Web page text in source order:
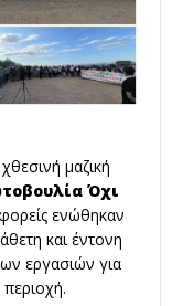
μαζική
Όχι
ενώθηκαν
και έντονη
εργασιών για